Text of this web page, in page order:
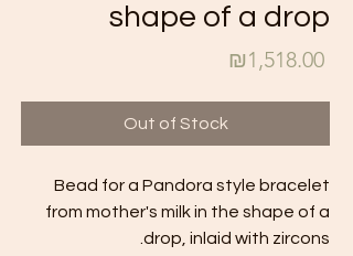
shape of a drop
₪1,518.00
Out of Stock
Bead for a Pandora style bracelet
from mother's milk in the shape of a
drop, inlaid with zircons.